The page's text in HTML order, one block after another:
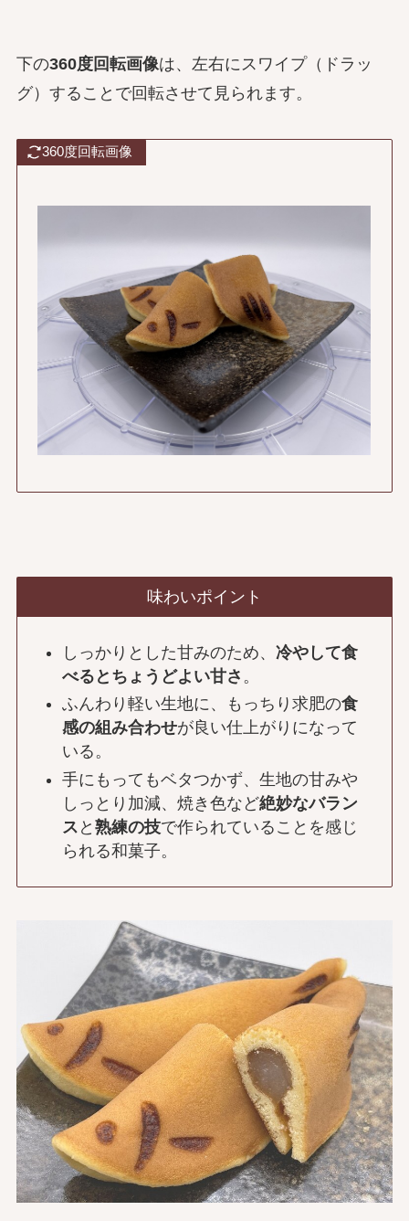
下の360度回転画像は、左右にスワイプ（ドラッ
グ）することで回転させて見られます。
360度回転画像
味わいポイント
しっかりとした甘みのため、冷やして食
べるとちょうどよい甘さ 。
ふんわり軽い生地に、もっちり求肥の食
感の組み合わせが良い仕上がりになって
いる。
手にもってもベタつかず、生地の甘みや
しっとり加減、焼き色など絶妙なバラン
ス と熟練の技で作られていることを感じ
られる和菓子。